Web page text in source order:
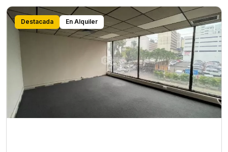
Destacada En Alquiler